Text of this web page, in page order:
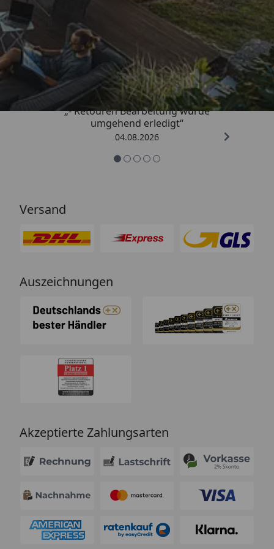
Trusted Shops
4,81/ 5
„- Retouren Bearbeitung wurde
umgehend erledigt“
04.08.2026
Versand
Auszeichnungen
Akzeptierte Zahlungsarten